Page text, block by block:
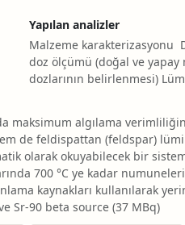
Yapılan analizler
Malzeme karakterizasyonu
doz ölçümü (doğal ve
dozlarının belirlenmesi)
maksimum algılama
de feldispattan (feldspar)
olarak okuyabilecek bir
700 °C ye kadar
kaynakları kullanılarak
Sr-90 beta source (37 MBq)